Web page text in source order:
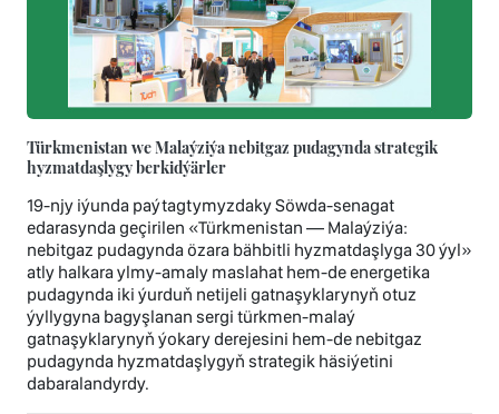
Türkmenistan we Malaýziýa nebitgaz pudagynda strategik
hyzmatdaşlygy berkidýärler
19-njy iýunda paýtagtymyzdaky Söwda-senagat
edarasynda geçirilen «Türkmenistan — Malaýziýa:
nebitgaz pudagynda özara bähbitli hyzmatdaşlyga 30 ýyl»
atly halkara ylmy-amaly maslahat hem-de energetika
pudagynda iki ýurduň netijeli gatnaşyklarynyň otuz
ýyllygyna bagyşlanan sergi türkmen-malaý
gatnaşyklarynyň ýokary derejesini hem-de nebitgaz
pudagynda hyzmatdaşlygyň strategik häsiýetini
dabaralandyrdy.